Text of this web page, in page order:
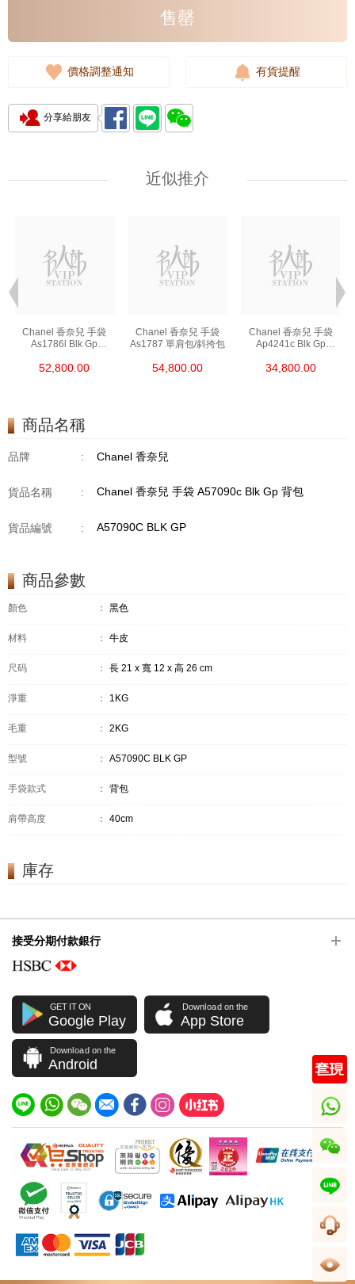
售罄
價格調整通知 有貨提醒
分享給朋友
近似推介
Chanel 香奈兒 手袋
As1786l Blk Gp
52,800.00
Chanel 香奈兒 手袋
As1787 單肩包/斜挎包
54,800.00
Chanel 香奈兒 手袋
Ap4241c Blk Gp
34,800.00
商品名稱
品牌 : Chanel 香奈兒
貨品名稱 : Chanel 香奈兒 手袋 A57090c Blk Gp 背包
貨品編號 : A57090C BLK GP
商品參數
顏色 ： 黑色
材料 ： 牛皮
尺码 ： 長 21 x 寬 12 x 高 26 cm
淨重 ： 1KG
毛重 ： 2KG
型號 ： A57090C BLK GP
手袋款式 ： 背包
肩帶高度 ： 40cm
庫存
接受分期付款銀行
GET IT ON
Google Play
Download on the
App Store
Download on the
Android
whatsapp